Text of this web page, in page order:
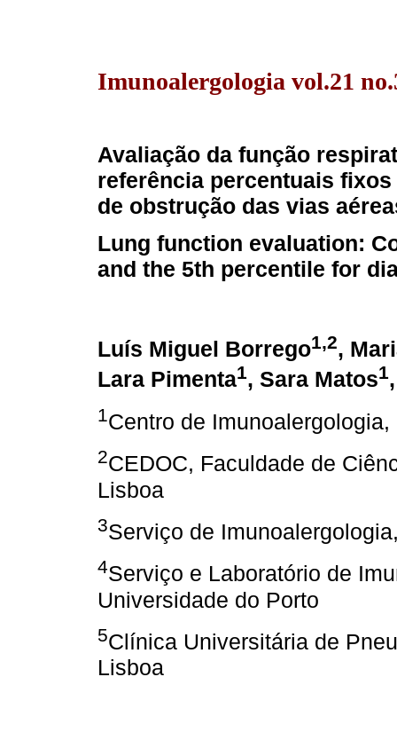
Imunoalergologia vol.21
Avaliação da função
referência percentuais
de obstrução das vias
Lung function evaluation:
and the 5th percentile for
Luís Miguel Borrego1,2,
Lara Pimenta1, Sara Matos1
1Centro de
2CEDOC, Faculdade de
Lisboa
3Serviço de
4Serviço e Laboratório de
Universidade do Porto
5Clínica Universitária de
Lisboa